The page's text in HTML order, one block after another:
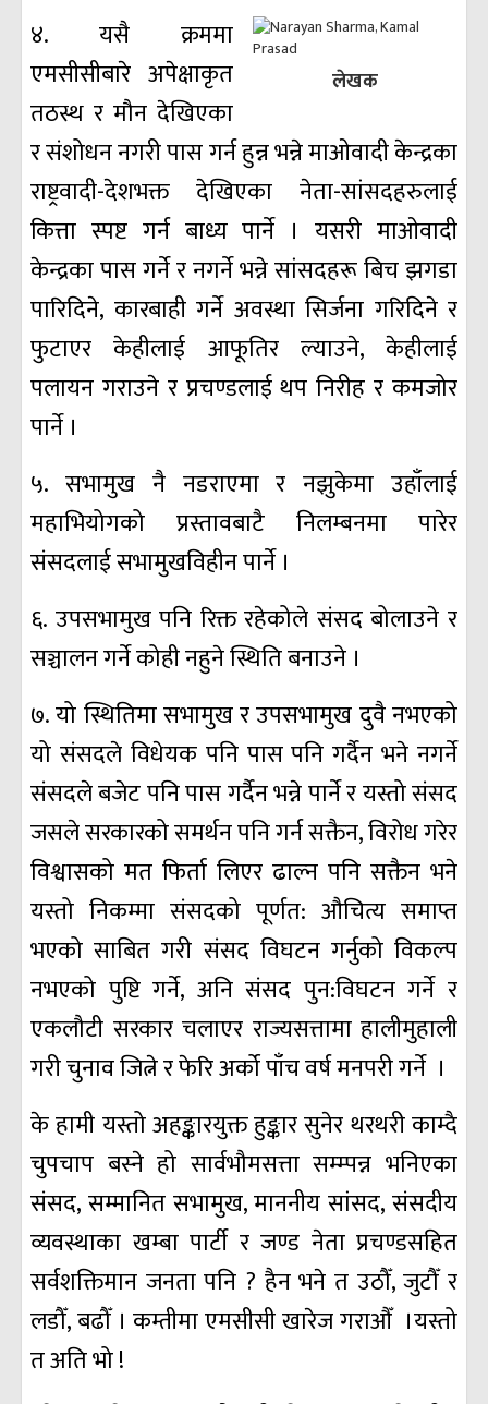
लेखक
४. यसै क्रममा
एमसीसीबारे अपेक्षाकृत
तठस्थ र मौन देखिएका
र संशोधन नगरी पास गर्न हुन्न भन्ने माओवादी केन्द्रका
राष्ट्रवादी-देशभक्त देखिएका नेता-सांसदहरुलाई
कित्ता स्पष्ट गर्न बाध्य पार्ने । यसरी माओवादी
केन्द्रका पास गर्ने र नगर्ने भन्ने सांसदहरू बिच झगडा
पारिदिने, कारबाही गर्ने अवस्था सिर्जना गरिदिने र
फुटाएर केहीलाई आफूतिर ल्याउने, केहीलाई
पलायन गराउने र प्रचण्डलाई थप निरीह र कमजोर
पार्ने ।
५. सभामुख नै नडराएमा र नझुकेमा उहाँलाई
महाभियोगको प्रस्तावबाटै निलम्बनमा पारेर
संसदलाई सभामुखविहीन पार्ने ।
६. उपसभामुख पनि रिक्त रहेकोले संसद बोलाउने र
सञ्चालन गर्ने कोही नहुने स्थिति बनाउने ।
७. यो स्थितिमा सभामुख र उपसभामुख दुवै नभएको
यो संसदले विधेयक पनि पास पनि गर्दैन भने नगर्ने
संसदले बजेट पनि पास गर्दैन भन्ने पार्ने र यस्तो संसद
जसले सरकारको समर्थन पनि गर्न सक्तैन, विरोध गरेर
विश्वासको मत फिर्ता लिएर ढाल्न पनि सक्तैन भने
यस्तो निकम्मा संसदको पूर्णत: औचित्य समाप्त
भएको साबित गरी संसद विघटन गर्नुको विकल्प
नभएको पुष्टि गर्ने, अनि संसद पुन:विघटन गर्ने र
एकलौटी सरकार चलाएर राज्यसत्तामा हालीमुहाली
गरी चुनाव जित्ने र फेरि अर्को पाँच वर्ष मनपरी गर्ने ।
के हामी यस्तो अहङ्कारयुक्त हुङ्कार सुनेर थरथरी काम्दै
चुपचाप बस्ने हो सार्वभौमसत्ता सम्म्पन्न भनिएका
संसद, सम्मानित सभामुख, माननीय सांसद, संसदीय
व्यवस्थाका खम्बा पार्टी र जण्ड नेता प्रचण्डसहित
सर्वशक्तिमान जनता पनि ? हैन भने त उठौँ, जुटौँ र
लडौँ, बढौँ । कम्तीमा एमसीसी खारेज गराऔँ ।यस्तो
त अति भो !